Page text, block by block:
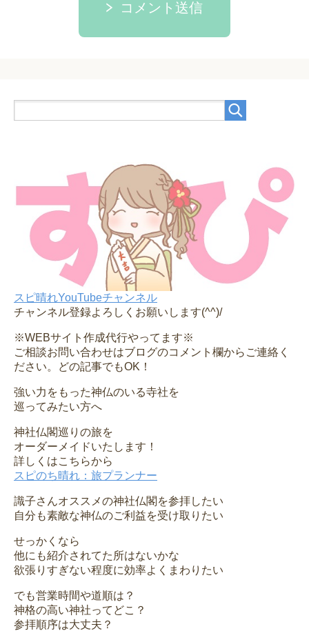
コメント送信
スピ晴れYouTubeチャンネル
チャンネル登録よろしくお願いします(^^)/
※WEBサイト作成代行やってます※
ご相談お問い合わせはブログのコメント欄からご連絡く
ださい。どの記事でもOK！
強い力をもった神仏のいる寺社を
巡ってみたい方へ
神社仏閣巡りの旅を
オーダーメイドいたします！
詳しくはこちらから
スピのち晴れ：旅プランナー
識子さんオススメの神社仏閣を参拝したい
自分も素敵な神仏のご利益を受け取りたい
せっかくなら
他にも紹介されてた所はないかな
欲張りすぎない程度に効率よくまわりたい
でも営業時間や道順は？
神格の高い神社ってどこ？
参拝順序は大丈夫？